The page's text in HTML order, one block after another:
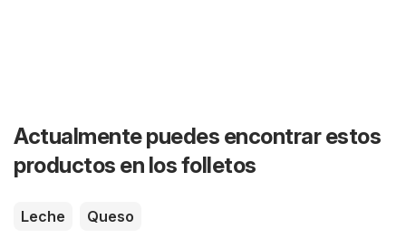
Actualmente puedes encontrar estos
productos en los folletos
Leche Queso